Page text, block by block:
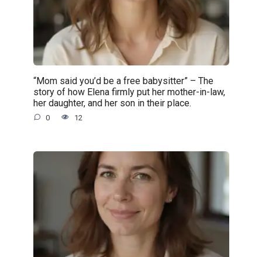
“Mom said you’d be a free babysitter” – The
story of how Elena firmly put her mother-in-law,
her daughter, and her son in their place.
0 12